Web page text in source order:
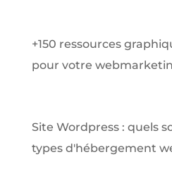
+150 ressources
pour votre
Site Wordpress : quels
types d'hébergement